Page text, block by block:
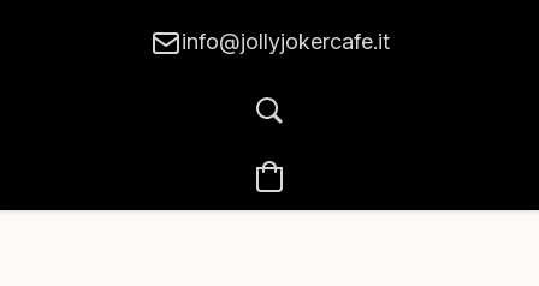
info@jollyjokercafe.it